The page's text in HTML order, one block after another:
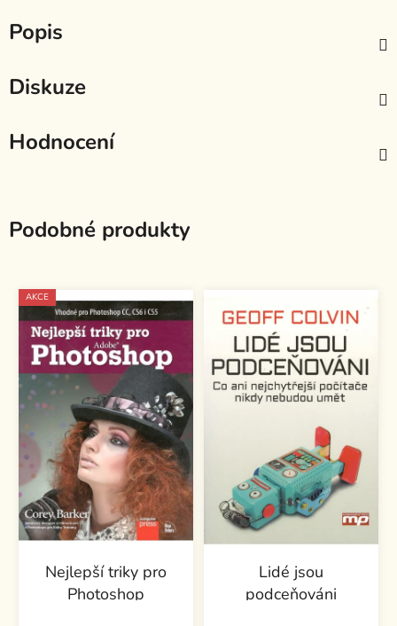
Popis
Diskuze
Hodnocení
Podobné produkty
AKCE
Nejlepší triky pro
Photoshop
Lidé jsou
podceňováni